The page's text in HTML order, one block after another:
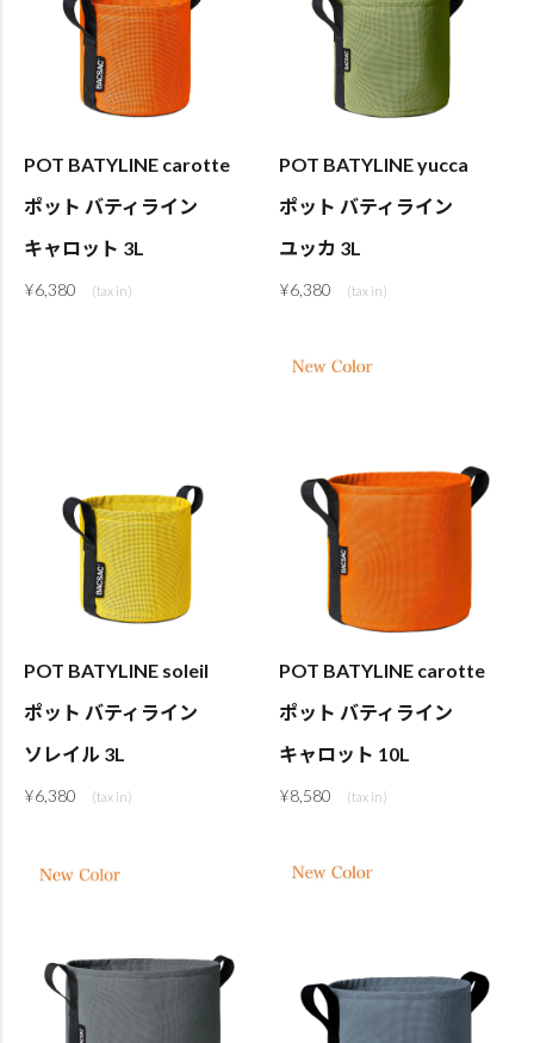
POT BATYLINE carotte
ポット バティライン
キャロット 3L
¥6,380
POT BATYLINE yucca
ポット バティライン
ユッカ 3L
¥6,380
POT BATYLINE soleil
ポット バティライン
ソレイル 3L
¥6,380
POT BATYLINE carotte
ポット バティライン
キャロット 10L
¥8,580